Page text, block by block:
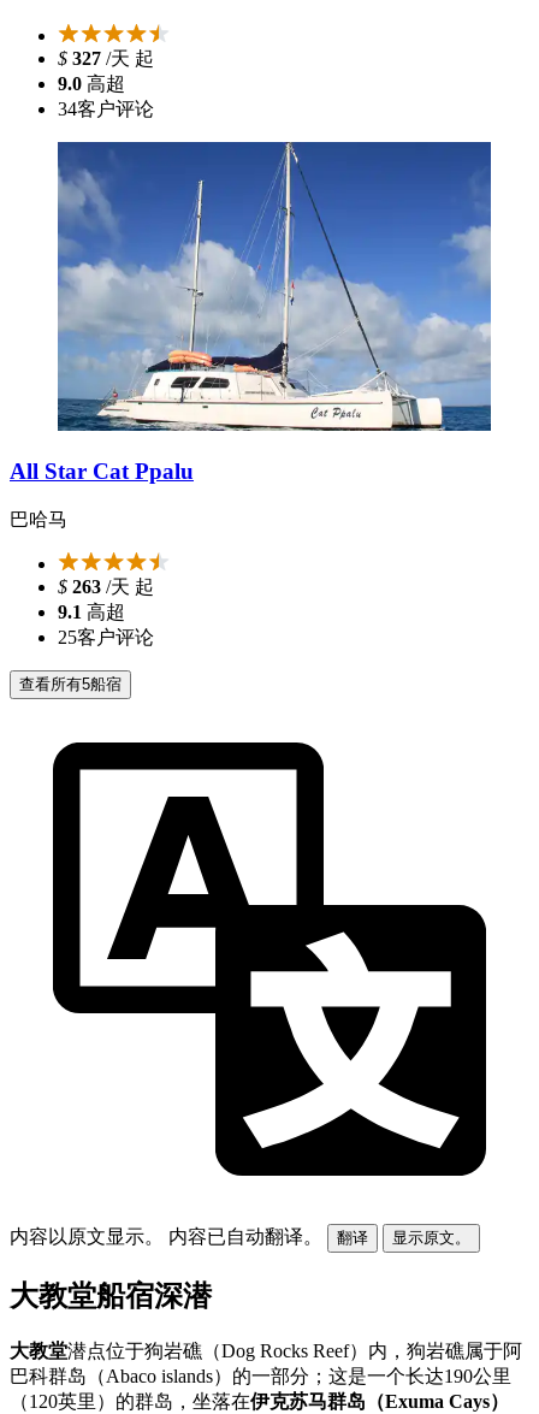
$ 327 /天 起
9.0 高超
34客户评论
All Star Cat Ppalu
巴哈马
$ 263 /天 起
9.1 高超
25客户评论
查看所有5船宿
内容以原文显示。 内容已自动翻译。 翻译 显示原文。
大教堂船宿深潜
大教堂潜点位于狗岩礁（Dog Rocks Reef）内，狗岩礁属于阿
巴科群岛（Abaco islands）的一部分；这是一个长达190公里
（120英里）的群岛，坐落在伊克苏马群岛（Exuma Cays）